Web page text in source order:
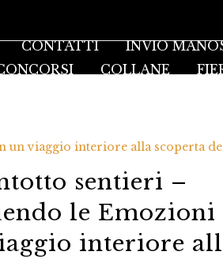
CONTATTI INVIO
COLLANE
viaggio interiore alla scoperta
sentieri –
le
interiore